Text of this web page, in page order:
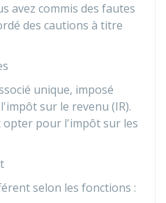
avez commis des fautes
des cautions à titre
unique, imposé
sur le revenu (IR).
opter pour l'impôt sur les
selon les fonctions :